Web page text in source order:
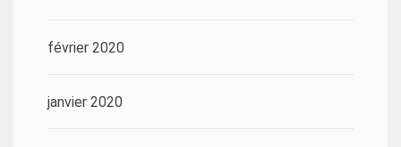
février 2020
janvier 2020